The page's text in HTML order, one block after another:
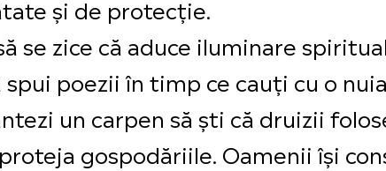
și de protecție.
se zice că aduce iluminare
poezii în timp ce cauți cu o
un carpen să ști că druizii
gospodăriile. Oamenii își